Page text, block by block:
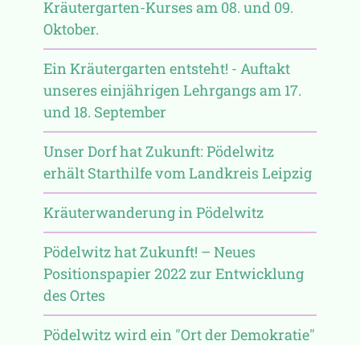
Kräutergarten-Kurses am 08. und 09.
Oktober.
Ein Kräutergarten entsteht! - Auftakt
unseres einjährigen Lehrgangs am 17.
und 18. September
Unser Dorf hat Zukunft: Pödelwitz
erhält Starthilfe vom Landkreis Leipzig
Kräuterwanderung in Pödelwitz
Pödelwitz hat Zukunft! – Neues
Positionspapier 2022 zur Entwicklung
des Ortes
Pödelwitz wird ein "Ort der Demokratie"